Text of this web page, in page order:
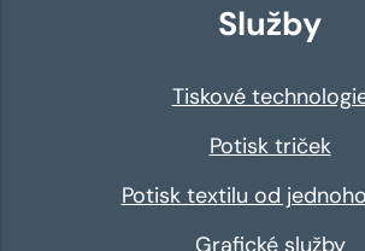
Služby
Tiskové
Potisk triček
Potisk textilu od
Grafické služby